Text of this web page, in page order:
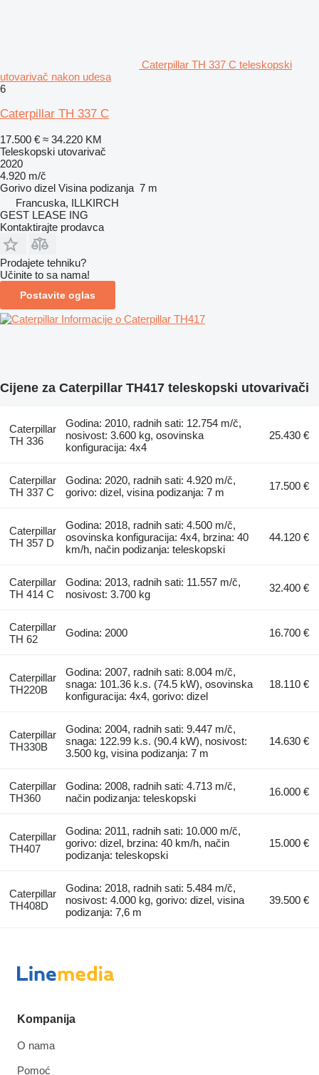
Caterpillar TH 337 C teleskopski
utovarivač nakon udesa
6
Caterpillar TH 337 C
17.500 € ≈ 34.220 KM
Teleskopski utovarivač
2020
4.920 m/č
Gorivo dizel Visina podizanja 7 m
Francuska, ILLKIRCH
GEST LEASE ING
Kontaktirajte prodavca
Prodajete tehniku?
Učinite to sa nama!
Postavite oglas
Informacije o Caterpillar TH417
Cijene za Caterpillar TH417 teleskopski utovarivači
Caterpillar
TH 336
Godina: 2010, radnih sati: 12.754 m/č,
nosivost: 3.600 kg, osovinska
konfiguracija: 4x4
25.430 €
Caterpillar
TH 337 C
Godina: 2020, radnih sati: 4.920 m/č,
gorivo: dizel, visina podizanja: 7 m
17.500 €
Caterpillar
TH 357 D
Godina: 2018, radnih sati: 4.500 m/č,
osovinska konfiguracija: 4x4, brzina: 40
km/h, način podizanja: teleskopski
44.120 €
Caterpillar
TH 414 C
Godina: 2013, radnih sati: 11.557 m/č,
nosivost: 3.700 kg
32.400 €
Caterpillar
TH 62
Godina: 2000 16.700 €
Caterpillar
TH220B
Godina: 2007, radnih sati: 8.004 m/č,
snaga: 101.36 k.s. (74.5 kW), osovinska
konfiguracija: 4x4, gorivo: dizel
18.110 €
Caterpillar
TH330B
Godina: 2004, radnih sati: 9.447 m/č,
snaga: 122.99 k.s. (90.4 kW), nosivost:
3.500 kg, visina podizanja: 7 m
14.630 €
Caterpillar
TH360
Godina: 2008, radnih sati: 4.713 m/č,
način podizanja: teleskopski
16.000 €
Caterpillar
TH407
Godina: 2011, radnih sati: 10.000 m/č,
gorivo: dizel, brzina: 40 km/h, način
podizanja: teleskopski
15.000 €
Caterpillar
TH408D
Godina: 2018, radnih sati: 5.484 m/č,
nosivost: 4.000 kg, gorivo: dizel, visina
podizanja: 7,6 m
39.500 €
Kompanija
O nama
Pomoć